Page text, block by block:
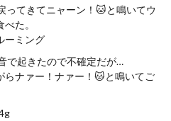
ってきてニャーン！🐱と鳴いてウ
た。
ーミング
で起きたので不確定だが…
ナァー！ナァー！🐱と鳴いてご